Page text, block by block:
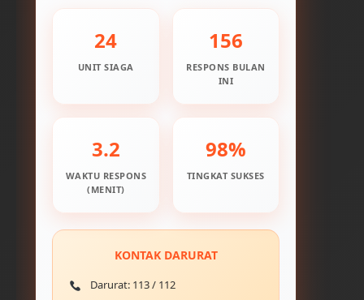
24
UNIT SIAGA
156
RESPONS BULAN
INI
3.2
WAKTU RESPONS
(MENIT)
98%
TINGKAT SUKSES
KONTAK DARURAT
Darurat: 113 / 112